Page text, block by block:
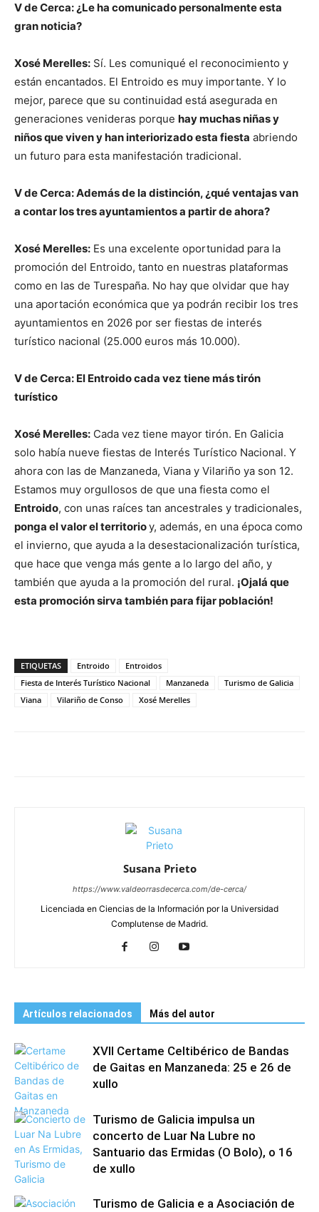
V de Cerca: ¿Le ha comunicado personalmente esta
gran noticia?
Xosé Merelles: Sí. Les comuniqué el reconocimiento y
están encantados. El Entroido es muy importante. Y lo
mejor, parece que su continuidad está asegurada en
generaciones venideras porque hay muchas niñas y
niños que viven y han interiorizado esta fiesta abriendo
un futuro para esta manifestación tradicional.
V de Cerca: Además de la distinción, ¿qué ventajas van
a contar los tres ayuntamientos a partir de ahora?
Xosé Merelles: Es una excelente oportunidad para la
promoción del Entroido, tanto en nuestras plataformas
como en las de Turespaña. No hay que olvidar que hay
una aportación económica que ya podrán recibir los tres
ayuntamientos en 2026 por ser fiestas de interés
turístico nacional (25.000 euros más 10.000).
V de Cerca: El Entroido cada vez tiene más tirón
turístico
Xosé Merelles: Cada vez tiene mayor tirón. En Galicia
solo había nueve fiestas de Interés Turístico Nacional. Y
ahora con las de Manzaneda, Viana y Vilariño ya son 12.
Estamos muy orgullosos de que una fiesta como el
Entroido, con unas raíces tan ancestrales y tradicionales,
ponga el valor el territorioy, además, en una época como
el invierno, que ayuda a la desestacionalización turística,
que hace que venga más gente a lo largo del año, y
también que ayuda a la promoción del rural. ¡Ojalá que
esta promoción sirva también para fijar población!
ETIQUETAS Entroido
Entroidos
Fiesta de Interés Turístico Nacional
Manzaneda
Turismo de Galicia
Viana
Vilariño de Conso Xosé Merelles
Susana Prieto
https://www.valdeorrasdecerca.com/de-cerca/
Licenciada en Ciencias de la Información por la Universidad
Complutense de Madrid.
Artículos relacionados Más del autor
XVII Certame Celtibérico de Bandas
de Gaitas en Manzaneda: 25 e 26 de
xullo
Turismo de Galicia impulsa un
concerto de Luar Na Lubre no
Santuario das Ermidas (O Bolo), o 16
de xullo
Turismo de Galicia e a Asociación de